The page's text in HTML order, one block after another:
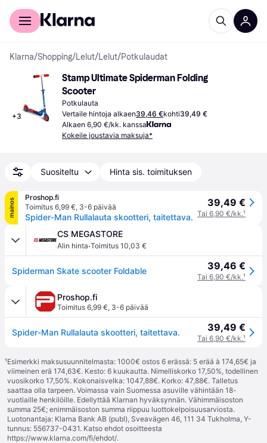
Kuluttajille
Klarna/Shopping/Lelut/Lelut/Potkulaudat
+3
Stamp Ultimate Spiderman Folding
Scooter
Potkulauta
Vertaile hintoja alkaen39,46 €kohti39,49 €
Alkaen 6,90 €/kk. kanssa
Kokeile joustavia maksuja*
Suositeltu Hinta sis. toimituksen
mainos
Proshop.fi
Toimitus 6,99 €, 3-6 päivää
Spider-Man Rullalauta skootteri, taitettava.
39,49 €
Tai 6,90 €/kk.¹
CS MEGASTORE
Alin hinta·Toimitus 10,03 €
Spiderman Skate scooter Foldable 39,46 €
Tai 6,90 €/kk.¹
Proshop.fi
Toimitus 6,99 €, 3-6 päivää
Spider-Man Rullalauta skootteri, taitettava. 39,49 €
Tai 6,90 €/kk.¹
¹Esimerkki maksusuunnitelmasta: 1000€ ostos 6 erässä: 5 erää à 174,65€ ja
viimeinen erä 174,63€. Kesto: 6 kuukautta. Nimelliskorko 17,50%, todellinen
vuosikorko 17,50%. Kokonaisvelka: 1047,88€. Korko: 47,88€. Talletus
saattaa olla tarpeen. Voimassa vain Suomessa asuville vähintään 18-
vuotiaille henkilöille. Edellyttää Klarnan hyväksynnän. Vähimmäisoston
summa 25€; enimmäisoston summa riippuu luottokelpoisuusarviosta.
Luotonantaja: Klarna Bank AB (publ), Sveavägen 46, 111 34 Tukholma, Y-
tunnus: 556737-0431. Katso ehdot osoitteesta
https://www.klarna.com/fi/ehdot/.